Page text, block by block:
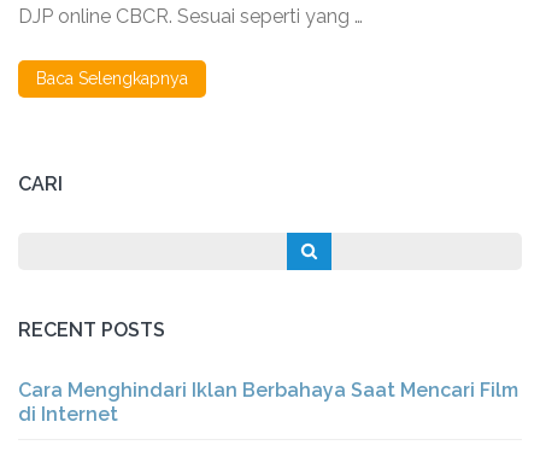
DJP online CBCR. Sesuai seperti yang …
Baca Selengkapnya
CARI
RECENT POSTS
Cara Menghindari Iklan Berbahaya Saat Mencari Film
di Internet